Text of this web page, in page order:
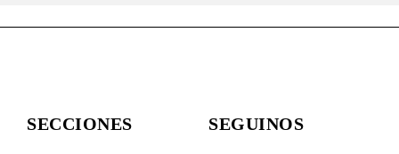
SECCIONES SEGUINOS